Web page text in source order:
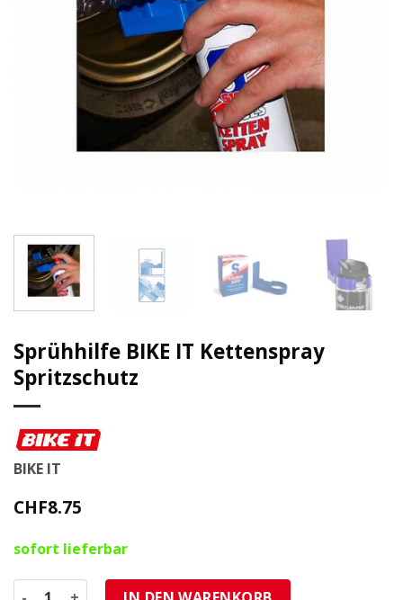
Sprühhilfe BIKE IT Kettenspray
Spritzschutz
BIKE IT
CHF8.75
sofort lieferbar
Sprühhilfe BIKE IT Kettenspray Spritzschutz Menge